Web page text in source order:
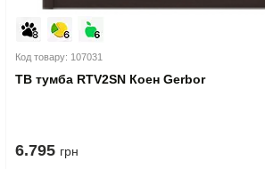
Код товару: 107031
ТВ тумба RTV2SN Коен Gerbor
6.795 грн